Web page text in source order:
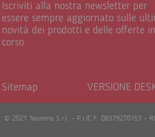
Iscriviti alla nostra newsletter per
essere sempre aggiornato sulle
novità dei prodotti e delle offerte in
corso
Sitemap VERSIONE
© 2021 Teorema S.r.l. - P.I./C.F. 08379270153 -